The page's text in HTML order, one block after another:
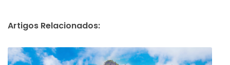
Artigos Relacionados: